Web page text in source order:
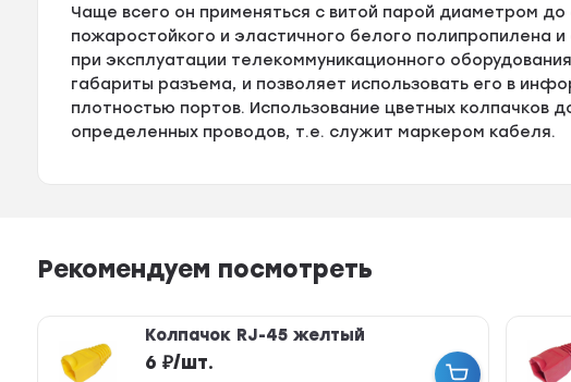
Чаще всего он применяться с витой парой диаметром
пожаростойкого и эластичного белого полипропилена
при эксплуатации телекоммуникационного
габариты разъема, и позволяет использовать его в
плотностью портов. Использование цветных колпачков
определенных проводов, т.е. служит маркером кабеля.
Рекомендуем посмотреть
Колпачок RJ-45 желтый
6 ₽/шт.